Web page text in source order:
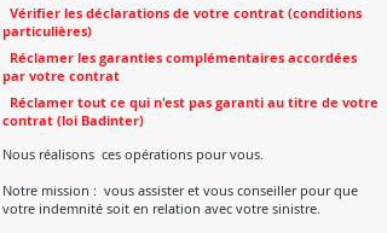
Vérifier les déclarations de votre contrat (conditions
particulières)
Réclamer les garanties complémentaires accordées
par votre contrat
Réclamer tout ce qui n'est pas garanti au titre de votre
contrat (loi Badinter)
Nous réalisons ces opérations pour vous.
Notre mission : vous assister et vous conseiller pour que
votre indemnité soit en relation avec votre sinistre.